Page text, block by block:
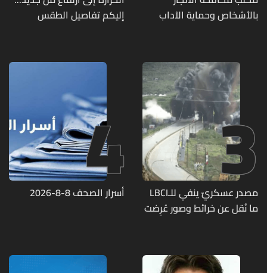
بالأشخاص وحماية الآداب
متورطين
إليكم تفاصيل الطقس
3
مصدر عسكريّ ينفي للـLBCI
ما نُقل عن خرائط وصور عُرِضت
تحت الأرض
4
أسرار الصحف 8-8-2026